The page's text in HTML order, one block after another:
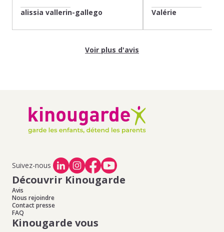
alissia vallerin-gallego Valérie
Voir plus d'avis
Suivez-nous
Découvrir Kinougarde
Avis
Nous rejoindre
Contact presse
FAQ
Kinougarde vous